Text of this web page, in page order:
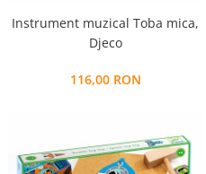
Instrument muzical Toba mica,
Djeco
116,00 RON